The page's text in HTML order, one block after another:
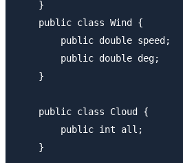
    }
    public class Wind {
        public double speed;
        public double deg;
    }
    public class Cloud {
        public int all;
    }